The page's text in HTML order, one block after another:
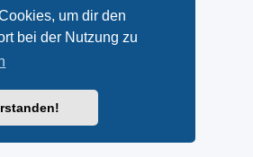
um dir den
bei der Nutzung zu